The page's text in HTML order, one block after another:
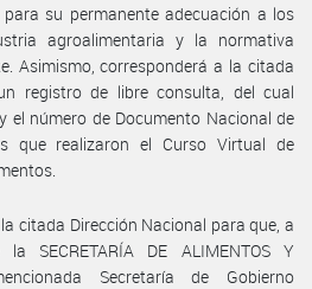
su permanente adecuación a los
agroalimentaria y la normativa
Asimismo, corresponderá a la citada
registro de libre consulta, del cual
el número de Documento Nacional de
que realizaron el Curso Virtual de
citada Dirección Nacional para que, a
SECRETARÍA DE ALIMENTOS Y
Secretaría de Gobierno